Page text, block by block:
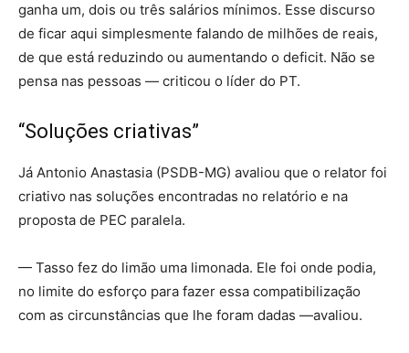
ganha um, dois ou três salários mínimos. Esse discurso
de ficar aqui simplesmente falando de milhões de reais,
de que está reduzindo ou aumentando o deficit. Não se
pensa nas pessoas — criticou o líder do PT.
“Soluções criativas”
Já Antonio Anastasia (PSDB-MG) avaliou que o relator foi
criativo nas soluções encontradas no relatório e na
proposta de PEC paralela.
— Tasso fez do limão uma limonada. Ele foi onde podia,
no limite do esforço para fazer essa compatibilização
com as circunstâncias que lhe foram dadas —avaliou.